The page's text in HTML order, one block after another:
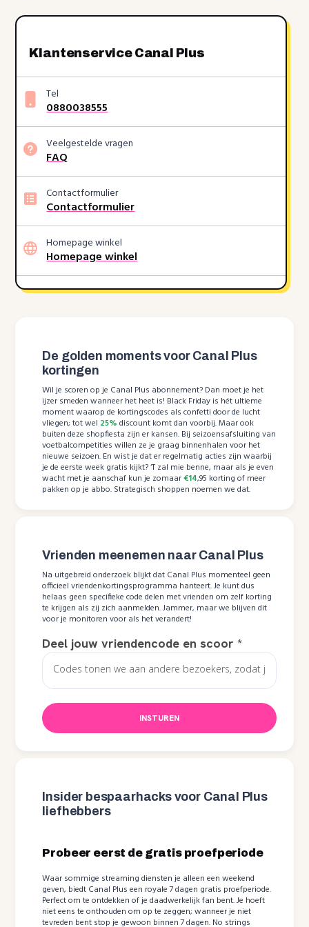
Klantenservice Canal Plus
Tel
0880038555
Veelgestelde vragen
FAQ
Contactformulier
Contactformulier
Homepage winkel
Homepage winkel
De golden moments voor Canal Plus
kortingen
Wil je scoren op je Canal Plus abonnement? Dan moet je het
ijzer smeden wanneer het heet is! Black Friday is hét ultieme
moment waarop de kortingscodes als confetti door de lucht
vliegen; tot wel 25% discount komt dan voorbij. Maar ook
buiten deze shopfiesta zijn er kansen. Bij seizoensafsluiting van
voetbalcompetities willen ze je graag binnenhalen voor het
nieuwe seizoen. En wist je dat er regelmatig acties zijn waarbij
je de eerste week gratis kijkt? ‘T zal mie benne, maar als je even
wacht met je aanschaf kun je zomaar€14,95 korting of meer
pakken op je abbo. Strategisch shoppen noemen we dat.
Vrienden meenemen naar Canal Plus
Na uitgebreid onderzoek blijkt dat Canal Plus momenteel geen
officieel vriendenkortingsprogramma hanteert. Je kunt dus
helaas geen specifieke code delen met vrienden om zelf korting
te krijgen als zij zich aanmelden. Jammer, maar we blijven dit
voor je monitoren voor als het verandert!
Deel jouw vriendencode en scoor*
INSTUREN
Insider bespaarhacks voor Canal Plus
liefhebbers
Probeer eerst de gratis proefperiode
Waar sommige streaming diensten je alleen een weekend
geven, biedt Canal Plus een royale 7 dagen gratis proefperiode.
Perfect om te ontdekken of je daadwerkelijk fan bent. Je hoeft
niet eens te onthouden om op te zeggen; wanneer je niet
tevreden bent stop je gewoon binnen 7 dagen. No strings